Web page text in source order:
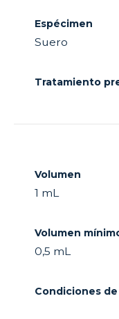
Espécimen
Suero
Tratamiento
Volumen
1 mL
Volumen
0,5 mL
Condiciones